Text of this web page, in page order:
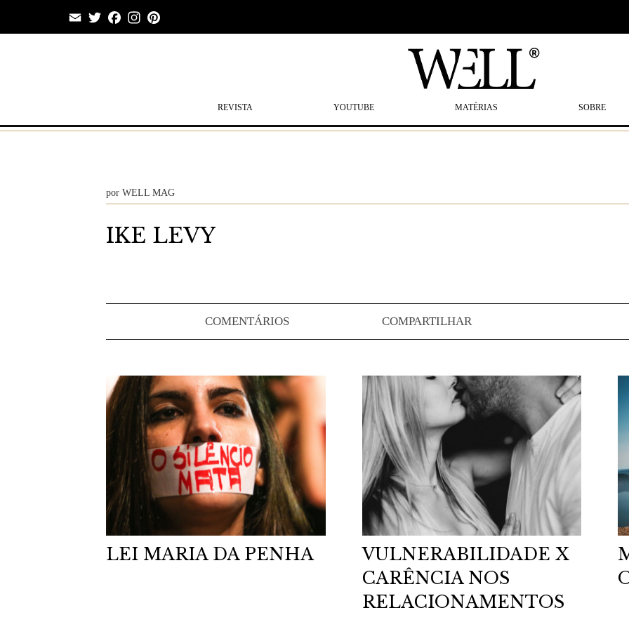
EmailTwitter
Facebook
Instagram
REVISTA YOUTUBE MATÉRIAS SOBRE
por WELL MAG
IKE LEVY
COMENTÁRIOS COMPARTILHAR
LEI MARIA DA PENHA
VULNERABILIDADE X
CARÊNCIA NOS
RELACIONAMENTOS